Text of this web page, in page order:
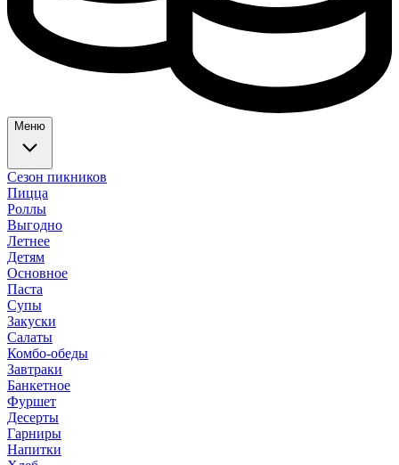
Меню
Сезон пикников
Пицца
Роллы
Выгодно
Летнее
Детям
Основное
Паста
Супы
Закуски
Салаты
Комбо-обеды
Завтраки
Банкетное
Фуршет
Десерты
Гарниры
Напитки